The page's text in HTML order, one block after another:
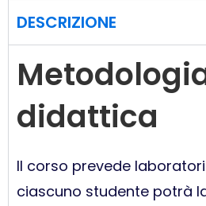
DESCRIZIONE
didattica
Il corso prevede
ciascuno studente potrà